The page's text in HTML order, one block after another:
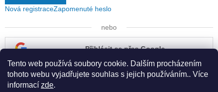
Tento web používá soubory cookie. Dalším procházením
tohoto webu vyjadřujete souhlas s jejich používáním.. Více
informací zde.
Nová registraceZapomenuté heslo
nebo
Přihlásit se přes Google
Přihlásit se přes Seznam